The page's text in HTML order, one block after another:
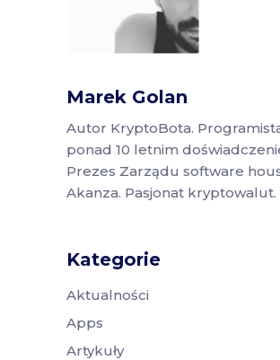
Marek Golan
Autor KryptoBota.
ponad 10 letnim
Prezes Zarządu software
Akanza. Pasjonat kryptowalut.
Kategorie
Aktualności
Apps
Artykuły